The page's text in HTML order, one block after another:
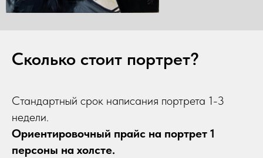
Сколько стоит портрет?
Стандартный срок написания портрета 1-3
недели.
Ориентировочный прайс на портрет 1
персоны на холсте.